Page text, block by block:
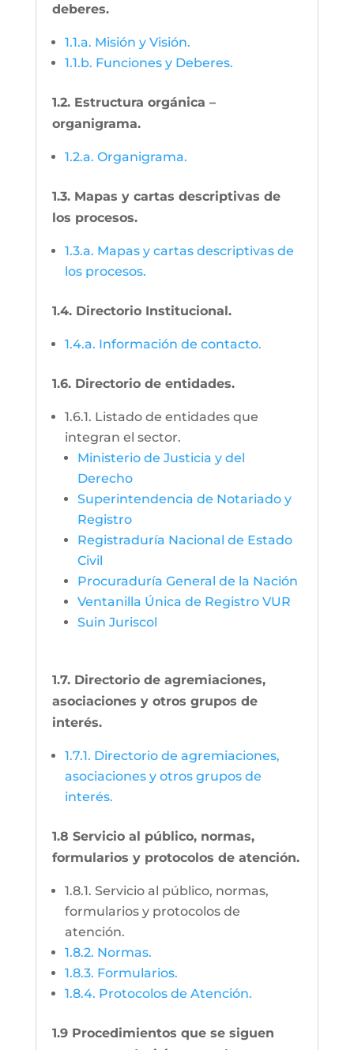
deberes.
1.1.a. Misión y Visión.
1.1.b. Funciones y Deberes.
1.2. Estructura orgánica –
organigrama.
1.2.a. Organigrama.
1.3. Mapas y cartas descriptivas de
los procesos.
1.3.a. Mapas y cartas descriptivas de
los procesos.
1.4. Directorio Institucional.
1.4.a. Información de contacto.
1.6. Directorio de entidades.
1.6.1. Listado de entidades que
integran el sector.
Ministerio de Justicia y del
Derecho
Superintendencia de Notariado y
Registro
Registraduría Nacional de Estado
Civil
Procuraduría General de la Nación
Ventanilla Única de Registro VUR
Suin Juriscol
1.7. Directorio de agremiaciones,
asociaciones y otros grupos de
interés.
1.7.1. Directorio de agremiaciones,
asociaciones y otros grupos de
interés.
1.8 Servicio al público, normas,
formularios y protocolos de atención.
1.8.1. Servicio al público, normas,
formularios y protocolos de
atención.
1.8.2. Normas.
1.8.3. Formularios.
1.8.4. Protocolos de Atención.
1.9 Procedimientos que se siguen